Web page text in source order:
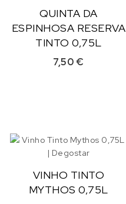
QUINTA DA
ESPINHOSA RESERVA
TINTO 0,75L
7,50€
VINHO TINTO
MYTHOS 0,75L